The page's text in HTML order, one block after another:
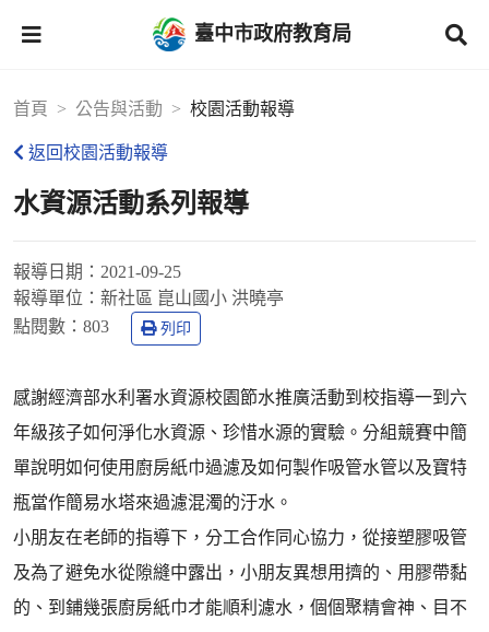
臺中市政府教育局
首頁 公告與活動 校園活動報導
返回校園活動報導
水資源活動系列報導
報導日期： 2021-09-25
報導單位： 新社區 崑山國小 洪曉亭
點閱數： 803 列印
感謝經濟部水利署水資源校園節水推廣活動到校指導一到六
年級孩子如何淨化水資源、珍惜水源的實驗。分組競賽中簡
單說明如何使用廚房紙巾過濾及如何製作吸管水管以及寶特
瓶當作簡易水塔來過濾混濁的汙水。
小朋友在老師的指導下，分工合作同心協力，從接塑膠吸管
及為了避免水從隙縫中露出，小朋友異想用擠的、用膠帶黏
的、到鋪幾張廚房紙巾才能順利濾水，個個聚精會神、目不